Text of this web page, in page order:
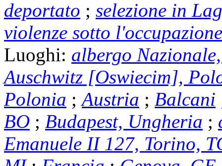
deportato ; selezione in
violenze sotto
Luoghi: albergo
Auschwitz [Oswiecim],
Polonia ; Austria ; Balcani
BO ; Budapest, Ungheria ;
Emanuele II 127, Torino,